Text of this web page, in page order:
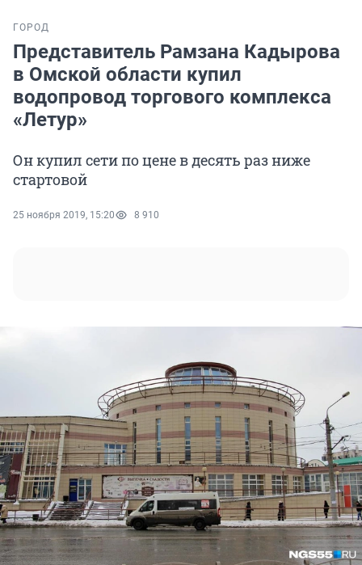
ГОРОД
Представитель Рамзана Кадырова
в Омской области купил
водопровод торгового комплекса
«Летур»
Он купил сети по цене в десять раз ниже
стартовой
25 ноября 2019, 15:20 8 910